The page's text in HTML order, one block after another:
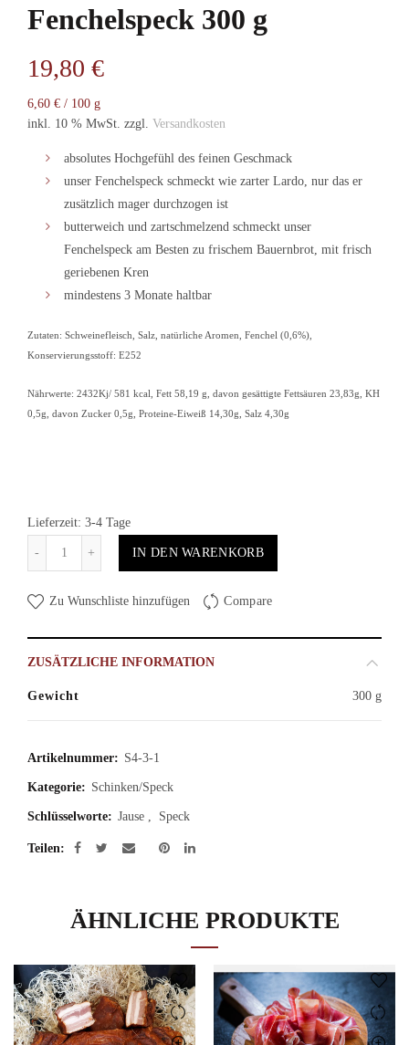
Fenchelspeck 300 g
19,80 €
6,60 € / 100 g
inkl. 10 % MwSt. zzgl. Versandkosten
absolutes Hochgefühl des feinen Geschmack
unser Fenchelspeck schmeckt wie zarter Lardo, nur das er
zusätzlich mager durchzogen ist
butterweich und zartschmelzend schmeckt unser
Fenchelspeck am Besten zu frischem Bauernbrot, mit frisch
geriebenen Kren
mindestens 3 Monate haltbar
Zutaten: Schweinefleisch, Salz, natürliche Aromen, Fenchel (0,6%),
Konservierungsstoff: E252
Nährwerte: 2432Kj/ 581 kcal, Fett 58,19 g, davon gesättigte Fettsäuren 23,83g, KH
0,5g, davon Zucker 0,5g, Proteine-Eiweiß 14,30g, Salz 4,30g
Lieferzeit: 3-4 Tage
Anzahl
IN DEN WARENKORB
Zu Wunschliste hinzufügen Compare
ZUSÄTZLICHE INFORMATION
Gewicht 300 g
Artikelnummer: S4-3-1
Kategorie: Schinken/Speck
Schlüsselworte: Jause , Speck
Teilen
ÄHNLICHE PRODUKTE